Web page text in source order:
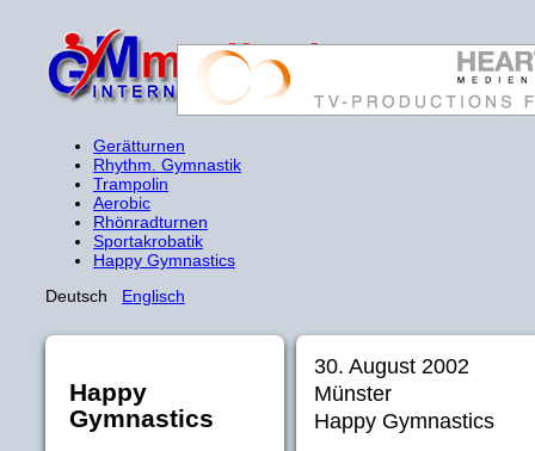
Gerätturnen
Rhythm. Gymnastik
Trampolin
Aerobic
Rhönradturnen
Sportakrobatik
Happy Gymnastics
Deutsch Englisch
Happy
Gymnastics
30. August 2002
Münster
Happy Gymnastics